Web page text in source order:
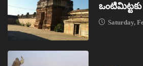
Saturday,